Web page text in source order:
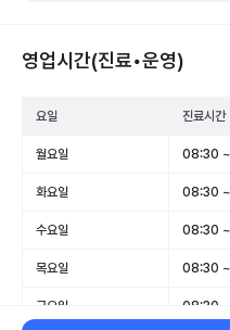
영업시간(진료•운영)
요일 진료시간
월요일 08:30
화요일 08:30
수요일 08:30
목요일 08:30
금요일 08:30